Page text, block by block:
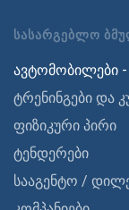
ᲡᲐᲡᲐᲠᲒᲔᲑᲚᲝ
ავტომობილები
ტრენინგები და
ფიზიკური პირი
ტენდერები
სააგენტო /